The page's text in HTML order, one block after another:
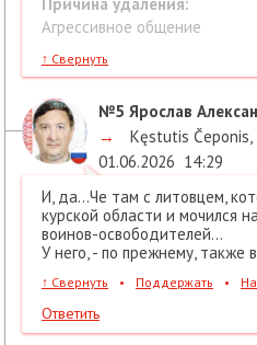
Агрессивное общение
↑ Свернуть
№5 Ярослав
→
Kęstutis Čeponis
01.06.2026 14:29
И, да...Че там с литовцем,
курской области и мочился
воинов-освободителей...
У него, - по прежнему, также
↑ Свернуть • Поддержать •
Ответить